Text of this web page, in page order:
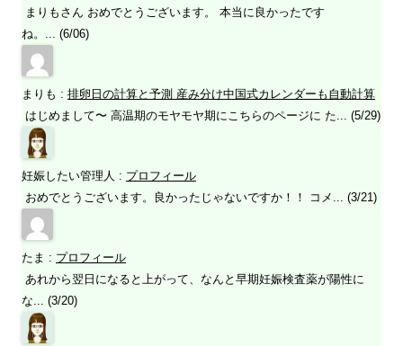
まりもさん おめでとうございます。 本当に良かったです
ね。... (6/06)
まりも : 排卵日の計算と予測 産み分け中国式カレンダーも自動計算
はじめまして〜 高温期のモヤモヤ期にこちらのページに た... (5/29)
妊娠したい管理人 : プロフィール
おめでとうございます。良かったじゃないですか！！ コメ... (3/21)
たま : プロフィール
あれから翌日になると上がって、なんと早期妊娠検査薬が陽性に
な... (3/20)